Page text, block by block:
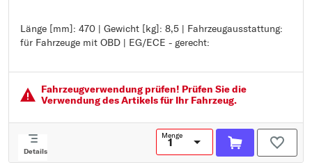
Länge [mm]: 470 | Gewicht [kg]: 8,5 | Fahrzeugausstattung:
für Fahrzeuge mit OBD | EG/ECE - gerecht:
Länge [mm]: 470
Gewicht [kg]: 8,5
EG/ECE - gerecht:
Fahrzeugver­wendung prüfen! Prüfen Sie die
Verwendung des Artikels für Ihr Fahrzeug.
Details
Menge